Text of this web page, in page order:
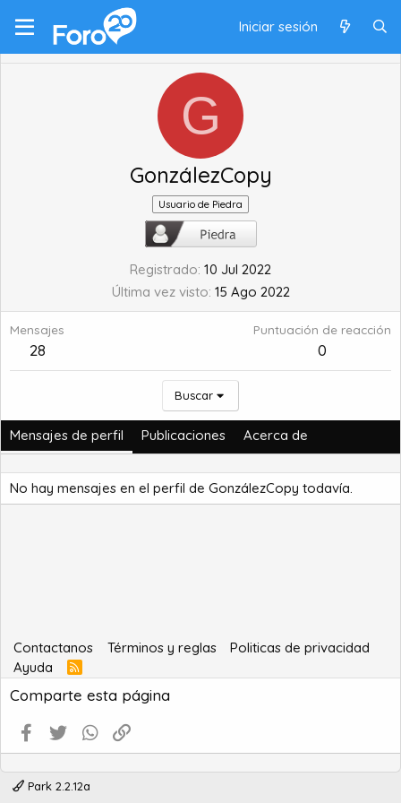
Iniciar sesión
G
GonzálezCopy
Usuario de Piedra
Registrado 10 Jul 2022
Última vez visto 15 Ago 2022
Mensajes
28
Puntuación de reacción
0
Buscar
Mensajes de perfil Publicaciones Acerca de
No hay mensajes en el perfil de GonzálezCopy todavía.
Contactanos Términos y reglas
Politicas de privacidad
Ayuda
R
S
S
Comparte esta página
Facebook
Twitter WhatsApp
Park 2.2.12a